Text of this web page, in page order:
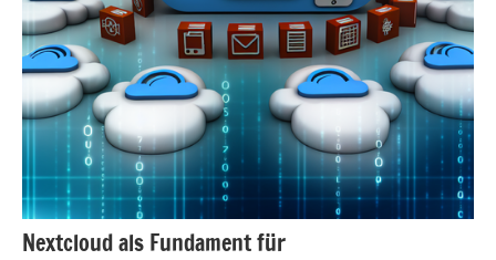
Nextcloud als Fundament für